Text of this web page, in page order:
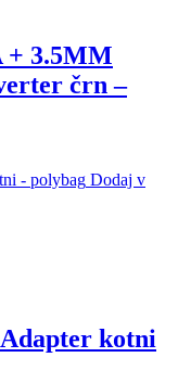
+ 3.5MM
črn –
Dodaj v
kotni